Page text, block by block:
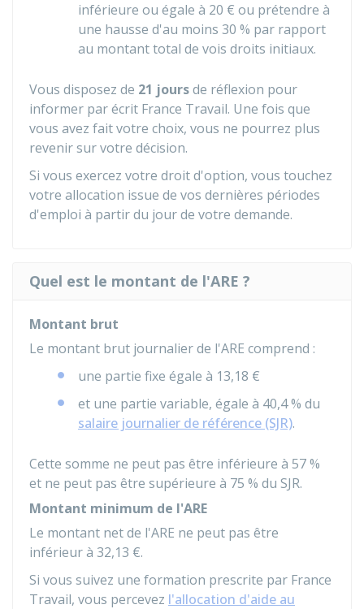
inférieure ou égale à 20 € ou prétendre à
une hausse d'au moins 30 % par rapport
au montant total de vois droits initiaux.
Vous disposez de 21 joursde réflexion pour
informer par écrit France Travail. Une fois que
vous avez fait votre choix, vous ne pourrez plus
revenir sur votre décision.
Si vous exercez votre droit d'option, vous touchez
votre allocation issue de vos dernières périodes
d'emploi à partir du jour de votre demande.
Quel est le montant de l'ARE ?
Montant brut
Le montant brut journalier de l'ARE comprend :
une partie fixe égale à 13,18 €
et une partie variable, égale à 40,4 % du
salaire journalier de référence (SJR).
Cette somme ne peut pas être inférieure à 57 %
et ne peut pas être supérieure à 75 % du SJR.
Montant minimum de l'ARE
Le montant net de l'ARE ne peut pas être
inférieur à 32,13 €.
Si vous suivez une formation prescrite par France
Travail, vous percevez l'allocation d'aide au